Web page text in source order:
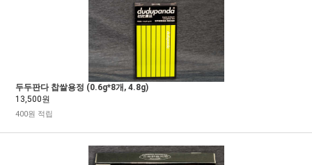
두두판다 찹쌀용정 (0.6g*8개, 4.8g)
13,500원
400원 적립